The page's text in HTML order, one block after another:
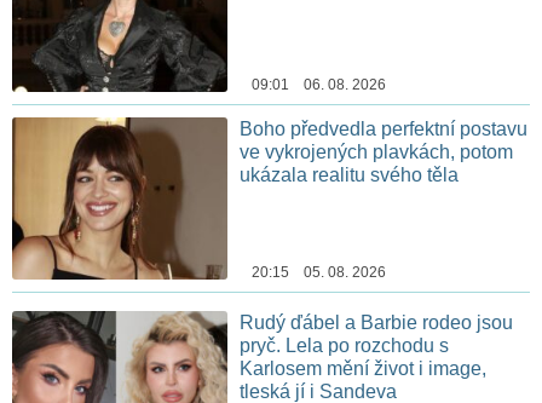
09:01 06. 08. 2026
Boho předvedla perfektní postavu
ve vykrojených plavkách, potom
ukázala realitu svého těla
20:15 05. 08. 2026
Rudý ďábel a Barbie rodeo jsou
pryč. Lela po rozchodu s
Karlosem mění život i image,
tleská jí i Sandeva